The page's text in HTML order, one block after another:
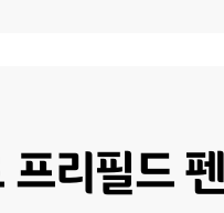
프리필드